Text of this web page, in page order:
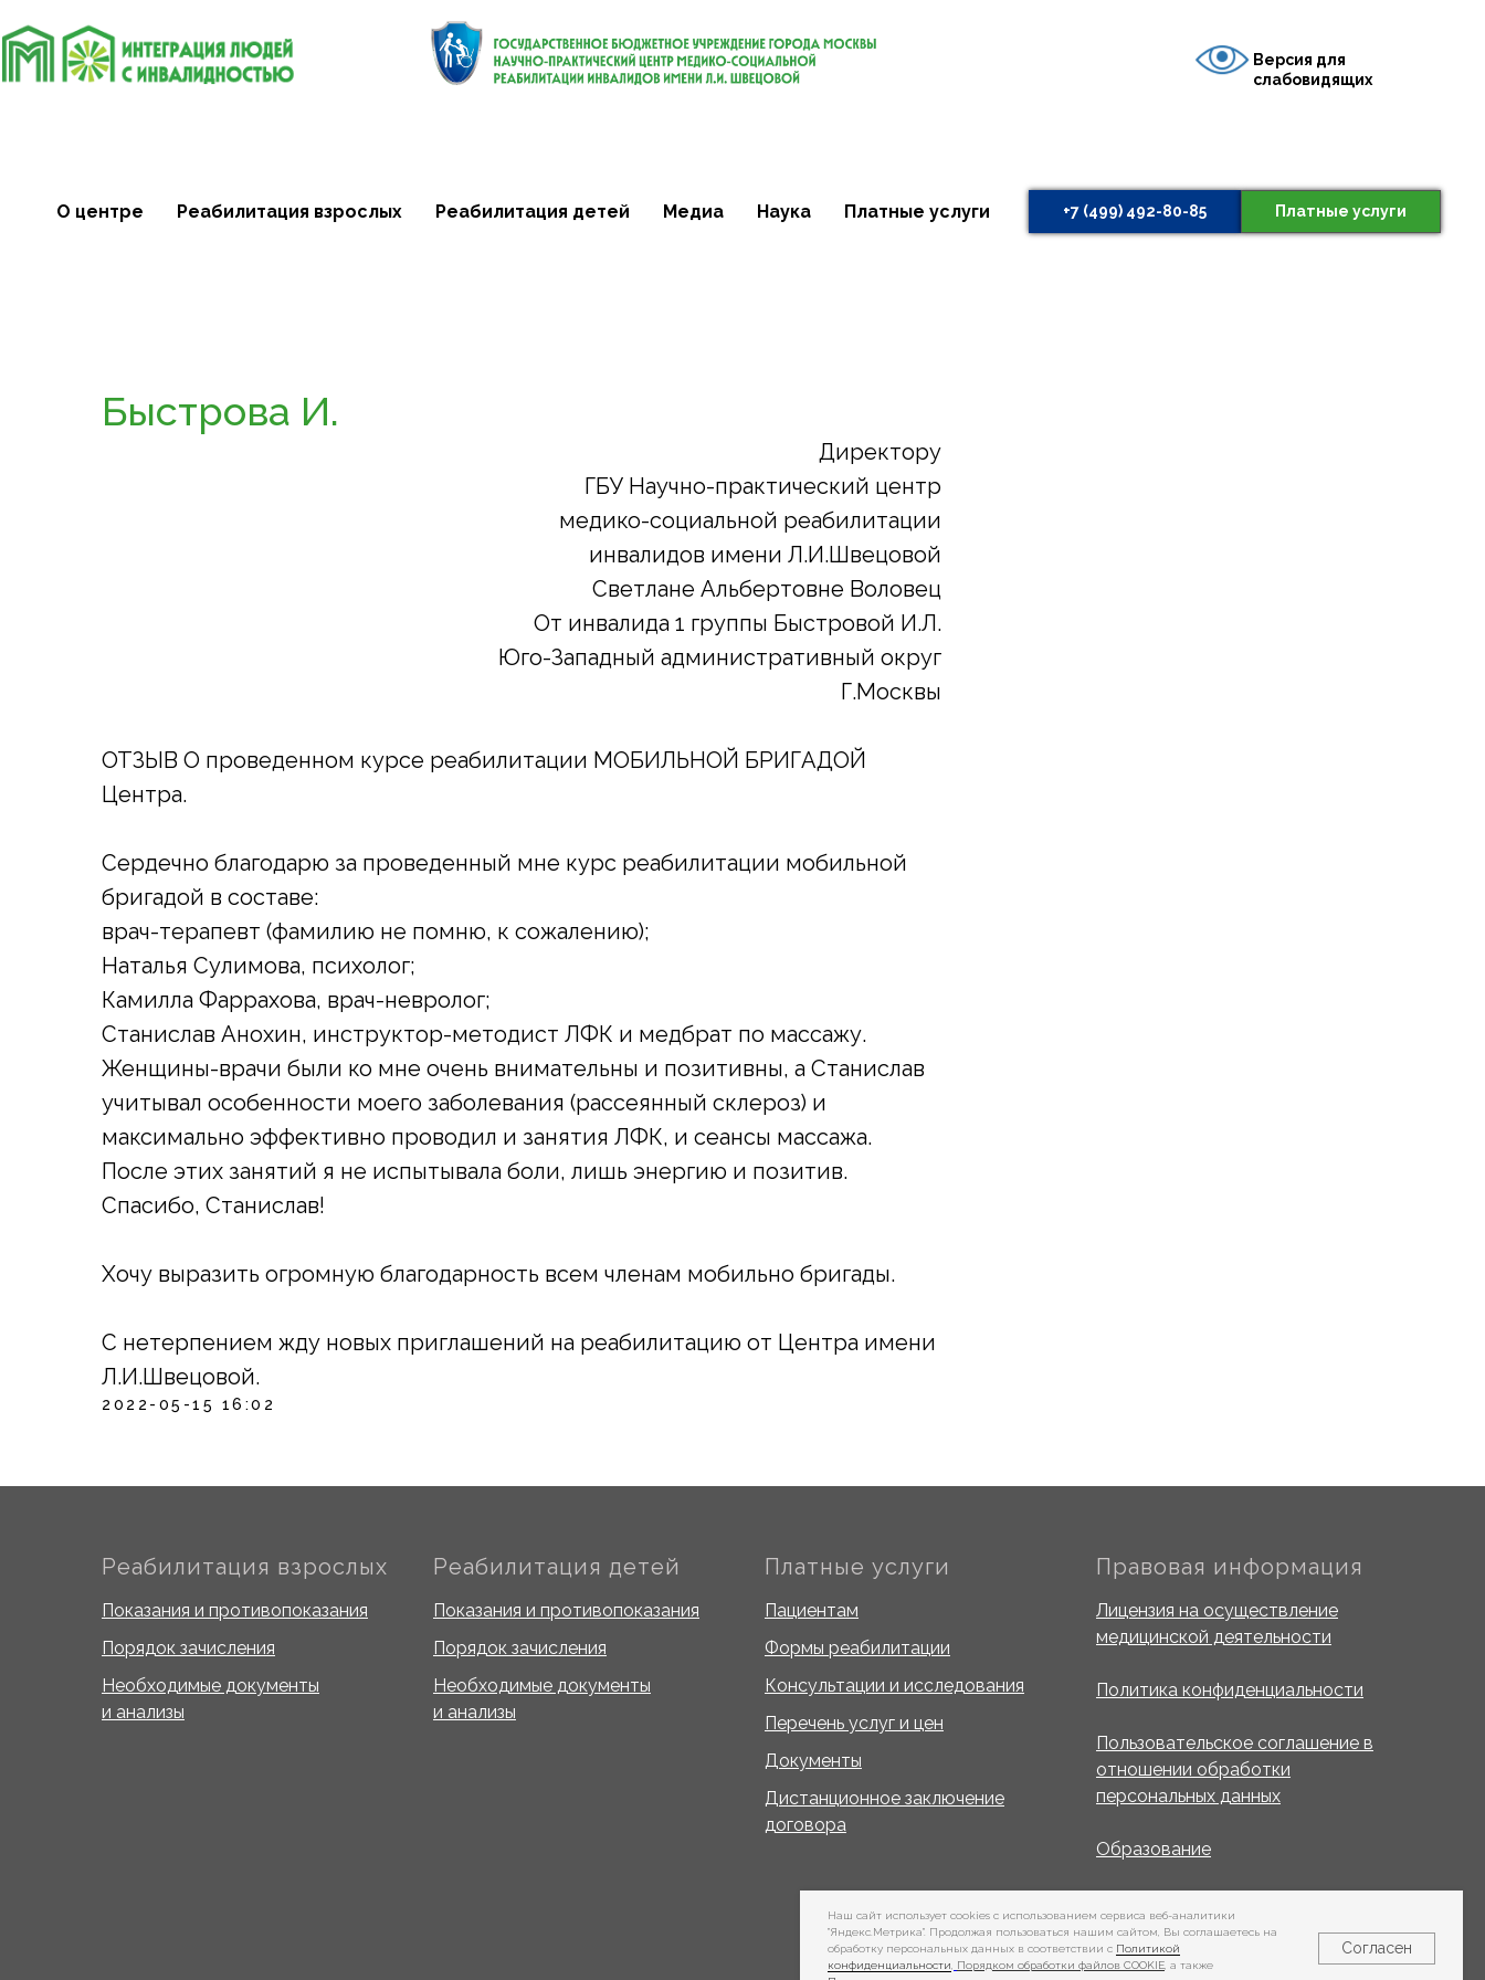
Версия для
слабовидящих
О центре Реабилитация взрослых Реабилитация детей Медиа Наука Платные услуги +7 (499) 492-80-85 Платные услуги
Наш сайт использует cookies c использованием сервиса веб-аналитики
"Яндекс.Метрика". Продолжая пользоваться нашим сайтом, Вы соглашаетесь на
обработку персональных данных в соответствии с Политикой
конфиденциальности
Порядком обработки файлов COOKIE , а также
Согласен
Быстрова И.
Директору
ГБУ Научно-практический центр
медико-социальной реабилитации
инвалидов имени Л.И.Швецовой
Светлане Альбертовне Воловец
От инвалида 1 группы Быстровой И.Л.
Юго-Западный административный округ
Г.Москвы
ОТЗЫВ О проведенном курсе реабилитации МОБИЛЬНОЙ БРИГАДОЙ
Центра.
Сердечно благодарю за проведенный мне курс реабилитации мобильной
бригадой в составе:
врач-терапевт (фамилию не помню, к сожалению);
Наталья Сулимова, психолог;
Камилла Фаррахова, врач-невролог;
Станислав Анохин, инструктор-методист ЛФК и медбрат по массажу.
Женщины-врачи были ко мне очень внимательны и позитивны, а Станислав
учитывал особенности моего заболевания (рассеянный склероз) и
максимально эффективно проводил и занятия ЛФК, и сеансы массажа.
После этих занятий я не испытывала боли, лишь энергию и позитив.
Спасибо, Станислав!
Хочу выразить огромную благодарность всем членам мобильно бригады.
С нетерпением жду новых приглашений на реабилитацию от Центра имени
Л.И.Швецовой.
2022-05-15 16:02
Реабилитация взрослых
Показания и противопоказания
Порядок зачисления
Необходимые документы
и анализы
Реабилитация детей
Показания и противопоказания
Порядок зачисления
Необходимые документы
и анализы
Платные услуги
Пациентам
Формы реабилитации
Консультации и исследования
Перечень услуг и цен
Документы
Дистанционное заключение
договора
Правовая информация
Лицензия на осуществление
медицинской деятельности
Политика конфиденциальности
Пользовательское соглашение в
отношении обработки
персональных данных
Образование